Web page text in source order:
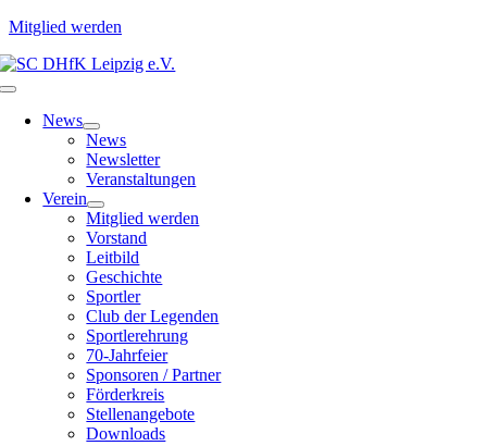
Mitglied werden
Zum
Inhalt
Toggle
NavigationNews
News
Newsletter
Veranstaltungen
Verein
Mitglied werden
Vorstand
Leitbild
Geschichte
Sportler
Club der Legenden
Sportlerehrung
70-Jahrfeier
Sponsoren / Partner
Förderkreis
Stellenangebote
Downloads